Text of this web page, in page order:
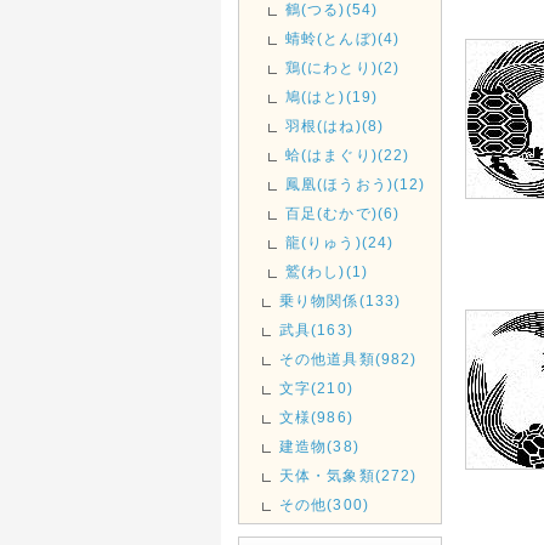
鶴(つる)(54)
蜻蛉(とんぼ)(4)
鶏(にわとり)(2)
鳩(はと)(19)
羽根(はね)(8)
蛤(はまぐり)(22)
鳳凰(ほうおう)(12)
百足(むかで)(6)
龍(りゅう)(24)
鷲(わし)(1)
乗り物関係(133)
武具(163)
その他道具類(982)
文字(210)
文様(986)
建造物(38)
天体・気象類(272)
その他(300)